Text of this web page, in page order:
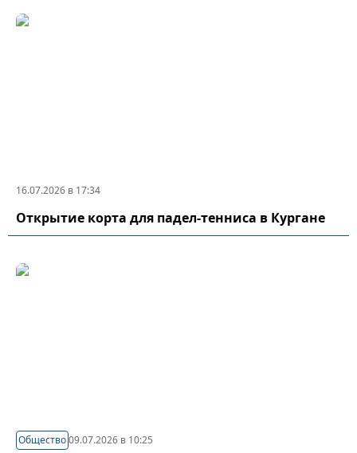
16.07.2026 в 17:34
Открытие корта для падел-тенниса в Кургане
Общество09.07.2026 в 10:25